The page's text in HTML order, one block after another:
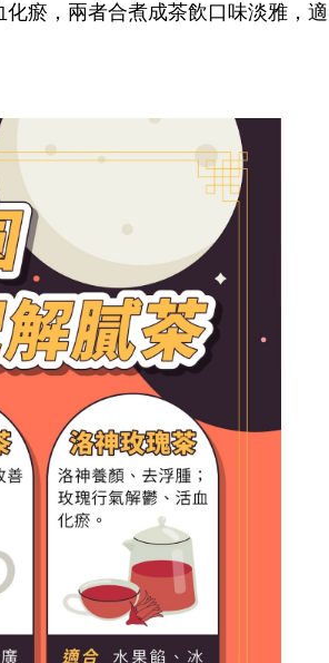
瘀，兩者合煮成茶飲口味淡雅，適